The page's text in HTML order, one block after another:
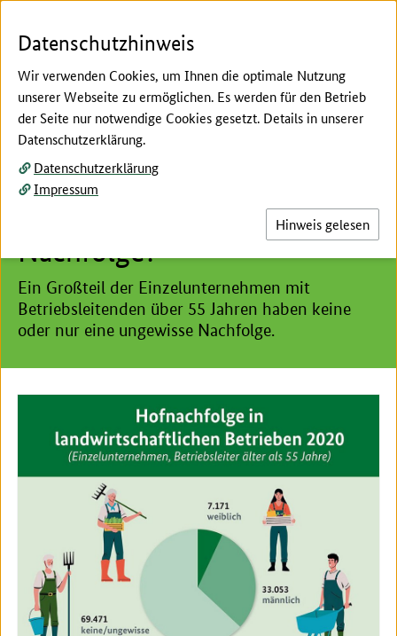
Hier beginnt der Hauptinhalt dieser Seite
Wie viele landwirtschaftliche
Betriebe suchen eine
Nachfolge?
Ein Großteil der Einzelunternehmen mit
Betriebsleitenden über 55 Jahren haben keine
oder nur eine ungewisse Nachfolge.
Datenschutzhinweis
Wir verwenden Cookies, um Ihnen die optimale Nutzung
unserer Webseite zu ermöglichen. Es werden für den Betrieb
der Seite nur notwendige Cookies gesetzt. Details in unserer
Datenschutzerklärung.
Datenschutzerklärung
Impressum
Hinweis gelesen